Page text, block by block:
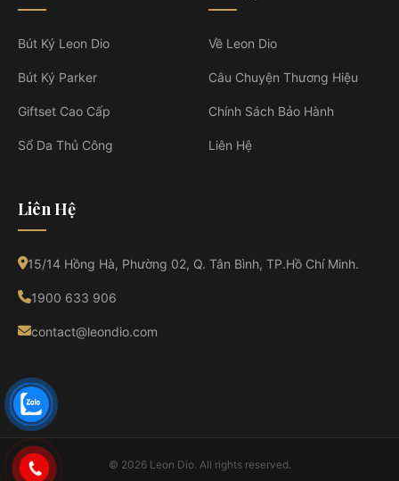
Bút Ký Leon Dio
Bút Ký Parker
Giftset Cao Cấp
Sổ Da Thủ Công
Về Leon Dio
Câu Chuyện Thương Hiệu
Chính Sách Bảo Hành
Liên Hệ
Liên Hệ
15/14 Hồng Hà, Phường 02, Q. Tân Bình, TP.Hồ Chí Minh.
1900 633 906
contact@leondio.com
© 2026 Leon Dio. All rights reserved.